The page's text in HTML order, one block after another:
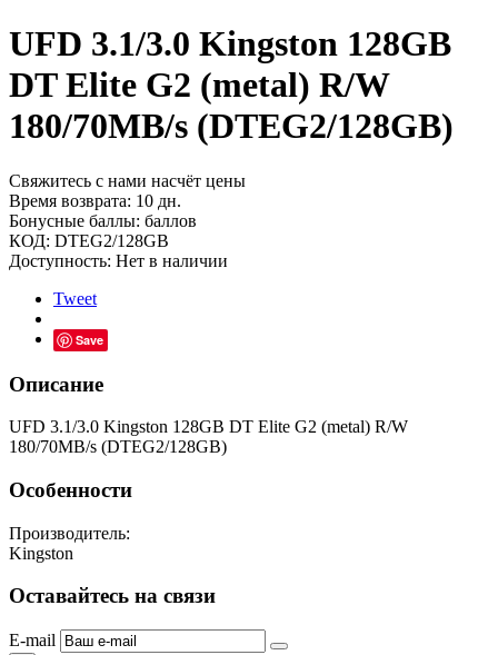
UFD 3.1/3.0 Kingston 128GB
DT Elite G2 (metal) R/W
180/70MB/s (DTEG2/128GB)
Свяжитесь с нами насчёт цены
Время возврата: 10 дн.
Бонусные баллы: баллов
КОД: DTEG2/128GB
Доступность: Нет в наличии
Tweet
Save
Описание
UFD 3.1/3.0 Kingston 128GB DT Elite G2 (metal) R/W
180/70MB/s (DTEG2/128GB)
Особенности
Производитель:
Kingston
Оставайтесь на связи
E-mail